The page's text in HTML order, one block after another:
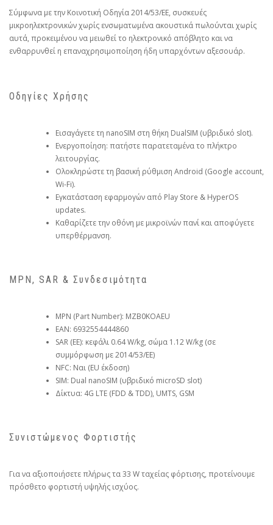
Σύμφωνα με την Κοινοτική Οδηγία 2014/53/ΕΕ, συσκευές
μικροηλεκτρονικών χωρίς ενσωματωμένα ακουστικά πωλούνται χωρίς
αυτά, προκειμένου να μειωθεί το ηλεκτρονικό απόβλητο και να
ενθαρρυνθεί η επαναχρησιμοποίηση ήδη υπαρχόντων αξεσουάρ.
Οδηγίες Χρήσης
Εισαγάγετε τη nanoSIM στη θήκη DualSIM (υβριδικό slot).
Ενεργοποίηση: πατήστε παρατεταμένα το πλήκτρο
λειτουργίας.
Ολοκληρώστε τη βασική ρύθμιση Android (Google account,
Wi-Fi).
Εγκατάσταση εφαρμογών από Play Store & HyperOS
updates.
Καθαρίζετε την οθόνη με μικροϊνών πανί και αποφύγετε
υπερθέρμανση.
MPN, SAR & Συνδεσιμότητα
MPN (Part Number): MZB0KOAEU
EAN: 6932554444860
SAR (ΕΕ): κεφάλι 0.64 W/kg, σώμα 1.12 W/kg (σε
συμμόρφωση με 2014/53/ΕΕ)
NFC: Ναι (EU έκδοση)
SIM: Dual nanoSIM (υβριδικό microSD slot)
Δίκτυα: 4G LTE (FDD & TDD), UMTS, GSM
Συνιστώμενος Φορτιστής
Για να αξιοποιήσετε πλήρως τα 33 W ταχείας φόρτισης, προτείνουμε
πρόσθετο φορτιστή υψηλής ισχύος.